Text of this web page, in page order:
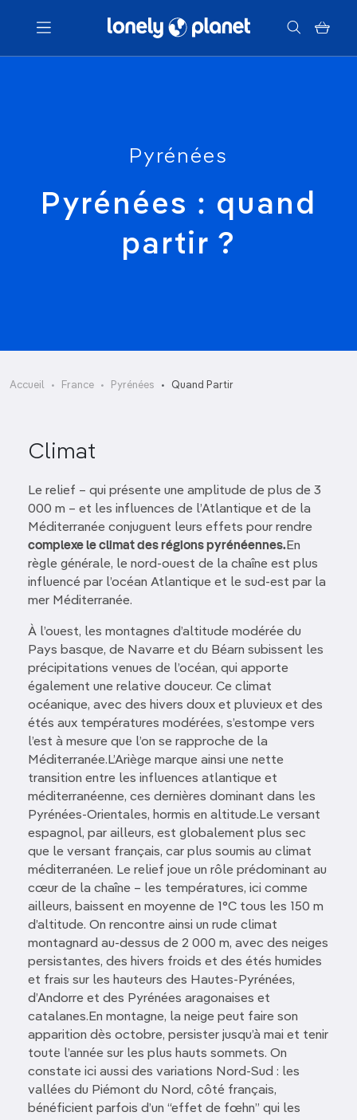
Menu
Pyrénées
Pyrénées : quand
partir ?
Accueil France Pyrénées Quand Partir
Climat
Le relief – qui présente une amplitude de plus de 3
000 m – et les influences de l’Atlantique et de la
Méditerranée conjuguent leurs effets pour rendre
complexe le climat des régions pyrénéennes.En
règle générale, le nord-ouest de la chaîne est plus
influencé par l’océan Atlantique et le sud-est par la
mer Méditerranée.
À l’ouest, les montagnes d’altitude modérée du
Pays basque, de Navarre et du Béarn subissent les
précipitations venues de l’océan, qui apporte
également une relative douceur. Ce climat
océanique, avec des hivers doux et pluvieux et des
étés aux températures modérées, s’estompe vers
l’est à mesure que l’on se rapproche de la
Méditerranée.L’Ariège marque ainsi une nette
transition entre les influences atlantique et
méditerranéenne, ces dernières dominant dans les
Pyrénées-Orientales, hormis en altitude.Le versant
espagnol, par ailleurs, est globalement plus sec
que le versant français, car plus soumis au climat
méditerranéen. Le relief joue un rôle prédominant au
cœur de la chaîne – les températures, ici comme
ailleurs, baissent en moyenne de 1°C tous les 150 m
d’altitude. On rencontre ainsi un rude climat
montagnard au-dessus de 2 000 m, avec des neiges
persistantes, des hivers froids et des étés humides
et frais sur les hauteurs des Hautes-Pyrénées,
d’Andorre et des Pyrénées aragonaises et
catalanes.En montagne, la neige peut faire son
apparition dès octobre, persister jusqu’à mai et tenir
toute l’année sur les plus hauts sommets. On
constate ici aussi des variations Nord-Sud : les
vallées du Piémont du Nord, côté français,
bénéficient parfois d’un “effet de fœhn” qui les